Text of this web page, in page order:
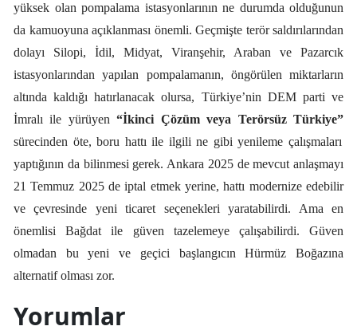
yüksek olan pompalama istasyonlarının ne durumda olduğunun
da kamuoyuna açıklanması önemli. Geçmişte terör saldırılarından
dolayı Silopi, İdil, Midyat, Viranşehir, Araban ve Pazarcık
istasyonlarından yapılan pompalamanın, öngörülen miktarların
altında kaldığı hatırlanacak olursa, Türkiye’nin DEM parti ve
İmralı ile yürüyen“İkinci Çözüm veya Terörsüz Türkiye”
sürecinden öte, boru hattı ile ilgili ne gibi yenileme çalışmaları
yaptığının da bilinmesi gerek. Ankara 2025 de mevcut anlaşmayı
21 Temmuz 2025 de iptal etmek yerine, hattı modernize edebilir
ve çevresinde yeni ticaret seçenekleri yaratabilirdi. Ama en
önemlisi Bağdat ile güven tazelemeye çalışabilirdi. Güven
olmadan bu yeni ve geçici başlangıcın Hürmüz Boğazına
alternatif olması zor.
Yorumlar